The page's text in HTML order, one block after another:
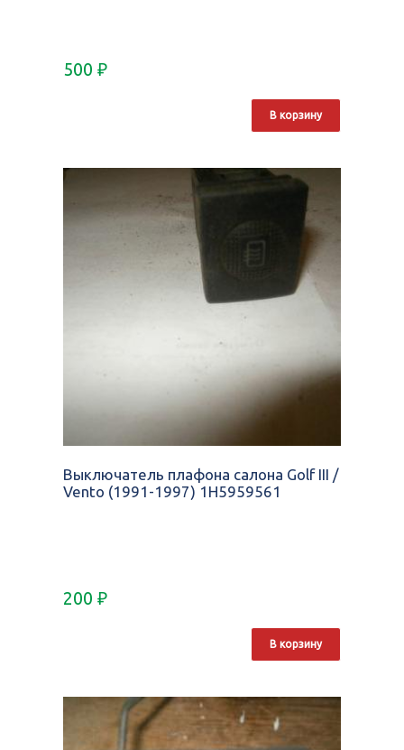
500 ₽
В корзину
Выключатель плафона салона Golf III /
Vento (1991-1997) 1H5959561
200 ₽
В корзину